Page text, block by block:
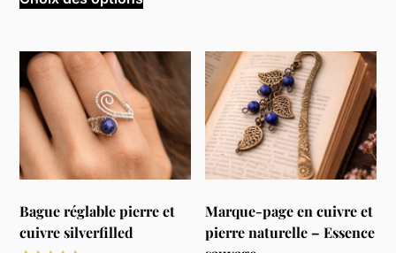
à
produit
variations.
Les
options
peuvent
être
choisies
la
options
peuvent
être
choisies
sur
page
du
Bague réglable pierre et
cuivre silverfilled
Marque-page en cuivre et
pierre naturelle – Essence